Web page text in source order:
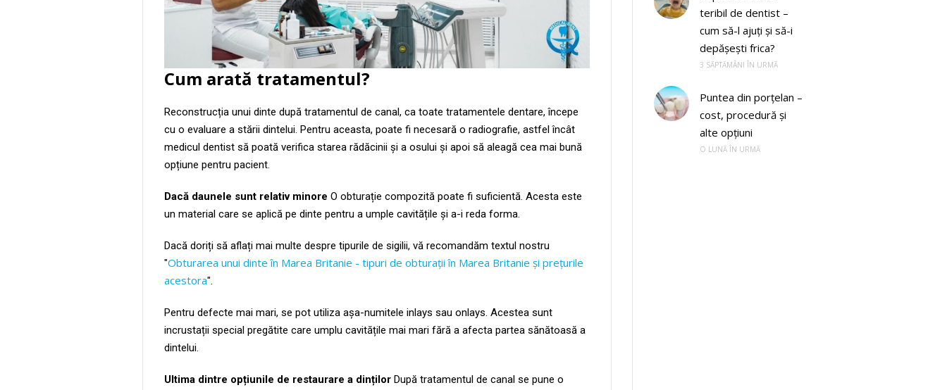
Cum arată tratamentul?
Reconstrucția unui dinte după tratamentul de canal, ca toate tratamentele dentare, începe
cu o evaluare a stării dintelui. Pentru aceasta, poate fi necesară o radiografie, astfel încât
medicul dentist să poată verifica starea rădăcinii și a osului și apoi să aleagă cea mai bună
opțiune pentru pacient.
Dacă daunele sunt relativ minore O obturație compozită poate fi suficientă. Acesta este
un material care se aplică pe dinte pentru a umple cavitățile și a-i reda forma.
Dacă doriți să aflați mai multe despre tipurile de sigilii, vă recomandăm textul nostru
"Obturarea unui dinte în Marea Britanie - tipuri de obturații în Marea Britanie și prețurile
acestora".
Pentru defecte mai mari, se pot utiliza așa-numitele inlays sau onlays. Acestea sunt
incrustații special pregătite care umplu cavitățile mai mari fără a afecta partea sănătoasă a
dintelui.
Ultima dintre opțiunile de restaurare a dinților După tratamentul de canal se pune o
teribil de dentist –
cum să-l ajuți și să-i
depășești frica?
3 SĂPTĂMÂNI ÎN URMĂ
Puntea din porțelan –
cost, procedură și
alte opțiuni
O LUNĂ ÎN URMĂ